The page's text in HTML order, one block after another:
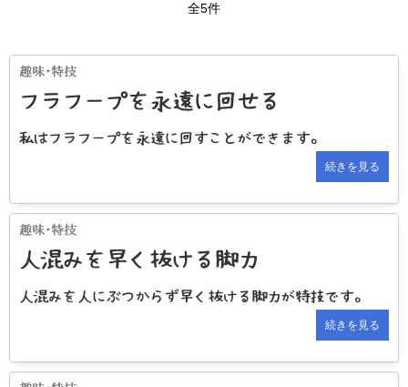
全5件
フラフープを永遠に回せる
私はフラフープを永遠に回すことができます。
続きを見る
人混みを早く抜ける脚力
人混みを人にぶつからず早く抜ける脚力が特技です。
続きを見る